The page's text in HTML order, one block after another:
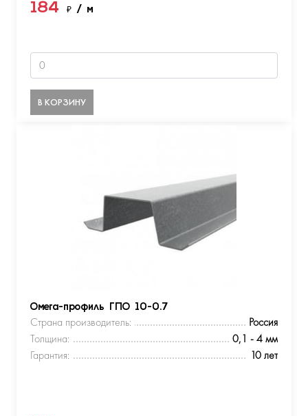
184 ₽ / м
В КОРЗИНУ
Омега-профиль ГПО 10-0.7
Страна производитель:
Россия
Толщина:
0,1 - 4 мм
Гарантия:
10 лет